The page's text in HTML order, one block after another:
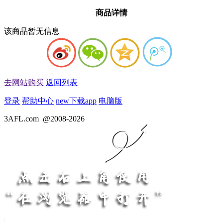
商品详情
该商品暂无信息
去网站购买 返回列表
登录 帮助中心 new下载app 电脑版
3AFL.com @2008-2026